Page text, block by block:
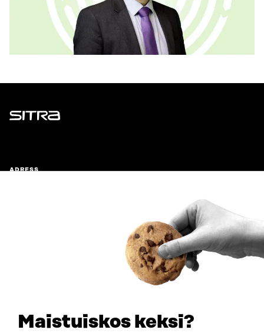
Maistuiskos keksi?
Sitra
ADRESS
fornamn.efternamn@sitra.fi